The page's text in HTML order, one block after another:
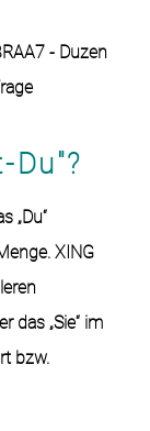
Du"?
„Du“
XING
das „Sie“ im
bzw.